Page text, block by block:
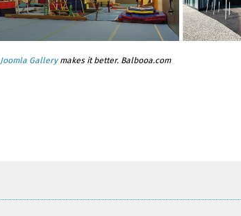
Joomla Gallerymakes it better. Balbooa.com